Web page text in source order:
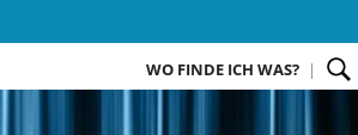
WO FINDE ICH WAS?